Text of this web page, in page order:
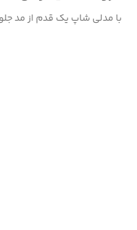
با مدلی شاپ یک قدم از مد